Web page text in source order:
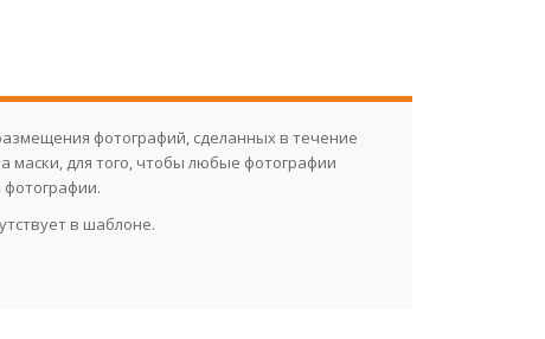
фотографий, сделанных в течение
маски, для того, чтобы любые фотографии
в шаблоне.